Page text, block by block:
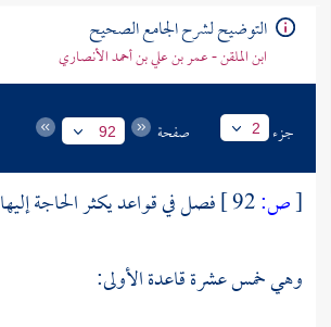
التوضيح لشرح الجامع الصحيح
ابن الملقن - عمر بن علي بن أحمد الأنصاري
جزء 2 صفحة 92
[ص:
فصل في قواعد يكثر الحاجة إليها
وهي خمس عشرة قاعدة الأولى: